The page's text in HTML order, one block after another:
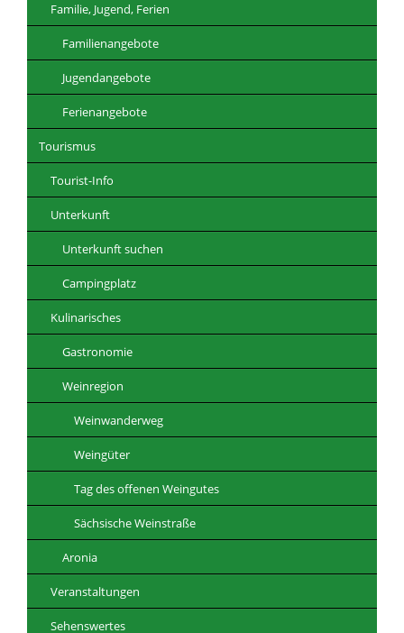
Familie, Jugend, Ferien
Familienangebote
Jugendangebote
Ferienangebote
Tourismus
Tourist-Info
Unterkunft
Unterkunft suchen
Campingplatz
Kulinarisches
Gastronomie
Weinregion
Weinwanderweg
Weingüter
Tag des offenen Weingutes
Sächsische Weinstraße
Aronia
Veranstaltungen
Sehenswertes